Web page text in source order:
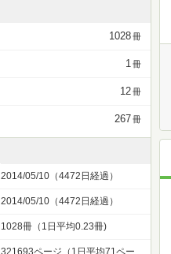
1028冊
1冊
12冊
267冊
2014/05/10（4472日経過）
2014/05/10（4472日経過）
1028冊（1日平均0.23冊)
321693ページ（1日平均71ペー